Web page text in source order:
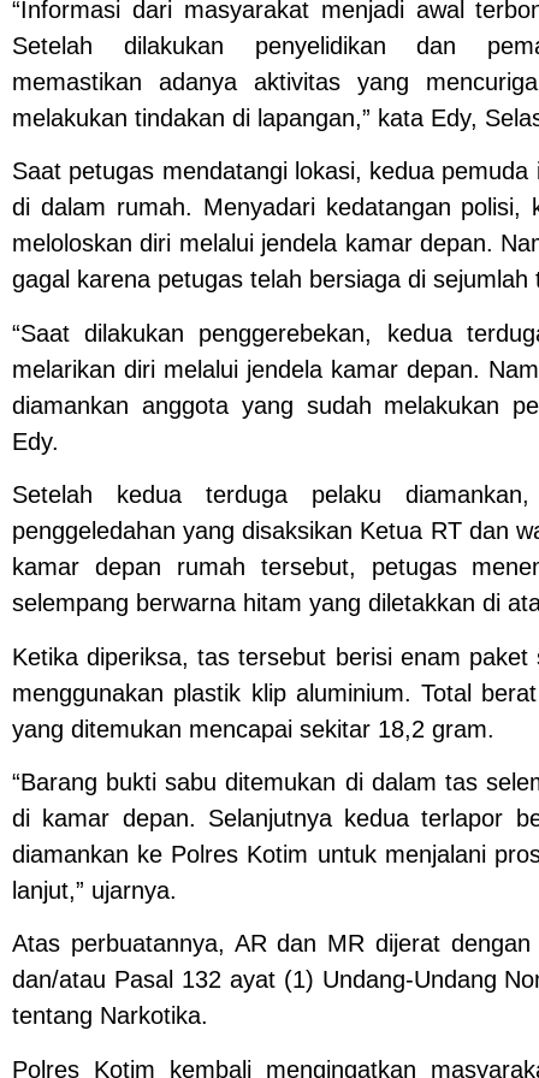
“Informasi dari masyarakat menjadi awal
Setelah dilakukan penyelidikan dan
memastikan adanya aktivitas yang
melakukan tindakan di lapangan,” kata Edy,
Saat petugas mendatangi lokasi, kedua pemuda
di dalam rumah. Menyadari kedatangan polisi,
meloloskan diri melalui jendela kamar depan.
gagal karena petugas telah bersiaga di
“Saat dilakukan penggerebekan, kedua
melarikan diri melalui jendela kamar depan.
diamankan anggota yang sudah melakukan
Edy.
Setelah kedua terduga pelaku
penggeledahan yang disaksikan Ketua RT dan
kamar depan rumah tersebut, petugas
selempang berwarna hitam yang diletakkan di
Ketika diperiksa, tas tersebut berisi enam paket
menggunakan plastik klip aluminium. Total
yang ditemukan mencapai sekitar 18,2 gram.
“Barang bukti sabu ditemukan di dalam tas
di kamar depan. Selanjutnya kedua terlapor
diamankan ke Polres Kotim untuk menjalani
lanjut,” ujarnya.
Atas perbuatannya, AR dan MR dijerat
dan/atau Pasal 132 ayat (1) Undang-Undang
tentang Narkotika.
Polres Kotim kembali mengingatkan